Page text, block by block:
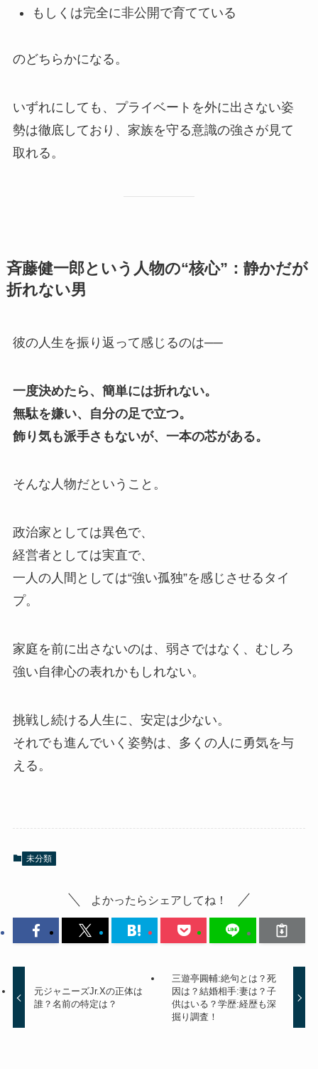
もしくは完全に非公開で育てている
のどちらかになる。
いずれにしても、プライベートを外に出さない姿
勢は徹底しており、家族を守る意識の強さが見て
取れる。
斉藤健一郎という人物の“核心”：静かだが
折れない男
彼の人生を振り返って感じるのは──
一度決めたら、簡単には折れない。
無駄を嫌い、自分の足で立つ。
飾り気も派手さもないが、一本の芯がある。
そんな人物だということ。
政治家としては異色で、
経営者としては実直で、
一人の人間としては“強い孤独”を感じさせるタイ
プ。
家庭を前に出さないのは、弱さではなく、むしろ
強い自律心の表れかもしれない。
挑戦し続ける人生に、安定は少ない。
それでも進んでいく姿勢は、多くの人に勇気を与
える。
未分類
よかったらシェアしてね！
元ジャニーズJr.Xの正体は
誰？名前の特定は？
三遊亭圓輔:絶句とは？死
因は？結婚相手:妻は？子
供はいる？学歴:経歴も深
掘り調査！